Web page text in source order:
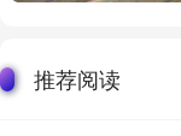
推荐阅读